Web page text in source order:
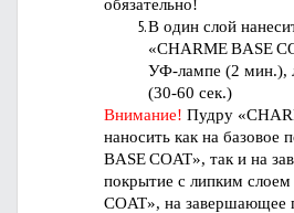
обязательно!
В один слой
«CHARMEBASE
УФ-лампе (2 мин.),
(30-60 сек.)
Внимание! Пудру «
наносить как на базовое
BASECOAT», так и на
покрытие с липким слоем
COAT», на завершающее